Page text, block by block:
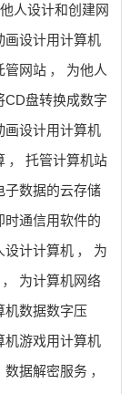
人设计和创建网
画设计用计算机
管网站 ，
为他人
CD盘转换成数字
画设计用计算机
，
托管计算机站
子数据的云存储
时通信用软件的
设计计算机 ，
为
，
为计算机网络
机数据数字压
机游戏用计算机
数据解密服务 ，